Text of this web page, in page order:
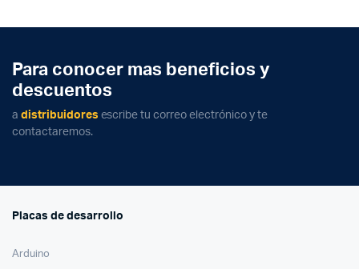
Para conocer mas beneficios y
descuentos
a distribuidores escribe tu correo electrónico y te
contactaremos.
Placas de desarrollo
Arduino